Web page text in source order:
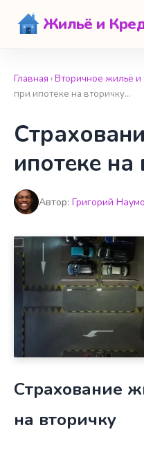
Жильё и
Главная ›Вторичное жильё и
при ипотеке на вторичку…
ипотеке на
Автор: Григорий
Страхование
на вторичку